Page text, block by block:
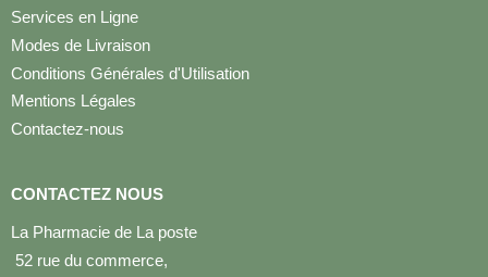
Services en Ligne
Modes de Livraison
Conditions Générales d'Utilisation
Mentions Légales
Contactez-nous
CONTACTEZ NOUS
La Pharmacie de La poste
52 rue du commerce,